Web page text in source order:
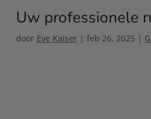
Uw professionele
door Eve Kaiser |feb 26, 2025 |